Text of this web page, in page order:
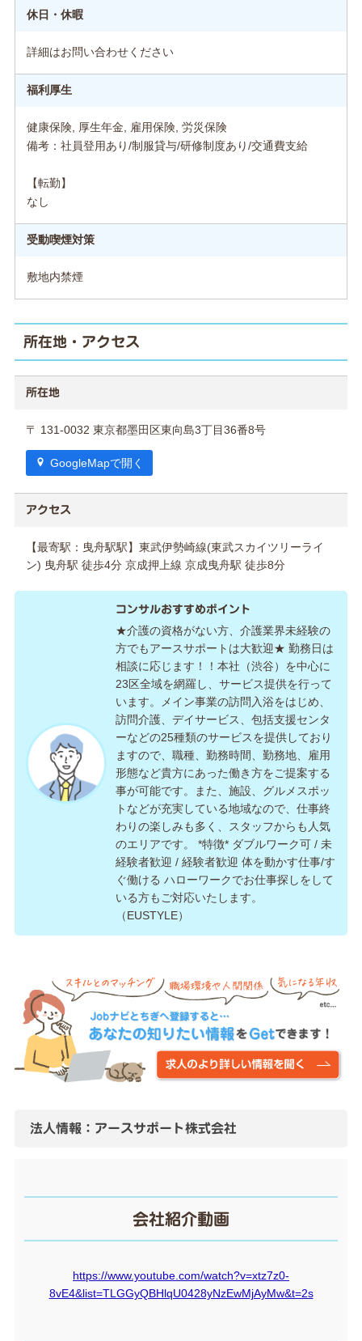
休日・休暇
詳細はお問い合わせください
福利厚生
健康保険, 厚生年金, 雇用保険, 労災保険
備考：社員登用あり/制服貸与/研修制度あり/交通費支給
【転勤】
なし
受動喫煙対策
敷地内禁煙
所在地・アクセス
所在地
〒 131-0032 東京都墨田区東向島3丁目36番8号
GoogleMapで開く
アクセス
【最寄駅：曳舟駅駅】東武伊勢崎線(東武スカイツリーライ
ン) 曳舟駅 徒歩4分 京成押上線 京成曳舟駅 徒歩8分
コンサルおすすめポイント
★介護の資格がない方、介護業界未経験の
方でもアースサポートは大歓迎★ 勤務日は
相談に応じます！！本社（渋谷）を中心に
23区全域を網羅し、サービス提供を行って
います。メイン事業の訪問入浴をはじめ、
訪問介護、デイサービス、包括支援センタ
ーなどの25種類のサービスを提供しており
ますので、職種、勤務時間、勤務地、雇用
形態など貴方にあった働き方をご提案する
事が可能です。また、施設、グルメスポッ
トなどが充実している地域なので、仕事終
わりの楽しみも多く、スタッフからも人気
のエリアです。 *特徴* ダブルワーク可 / 未
経験者歓迎 / 経験者歓迎 体を動かす仕事/す
ぐ働ける ハローワークでお仕事探しをして
いる方もご対応いたします。
（EUSTYLE）
法人情報：アースサポート株式会社
会社紹介動画
https://www.youtube.com/watch?v=xtz7z0-
8vE4&list=TLGGyQBHlqU0428yNzEwMjAyMw&t=2s